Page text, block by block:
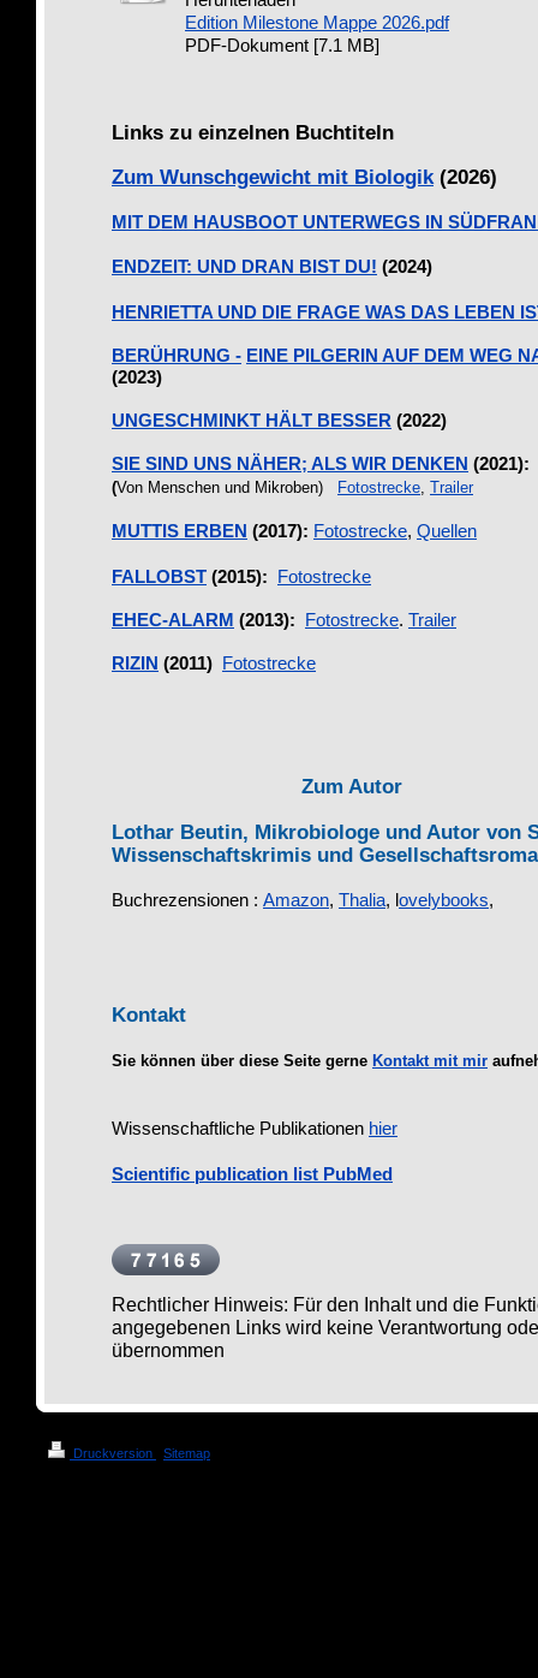
Edition Milestone Mappe 2026.pdf
PDF-Dokument [7.1 MB]
Links zu einzelnen Buchtiteln
Zum Wunschgewicht mit Biologik(2026)
MIT DEM HAUSBOOT UNTERWEGS IN
ENDZEIT: UND DRAN BIST DU! (2024)
HENRIETTA UND DIE FRAGE WAS DAS LEBEN
BERÜHRUNG - EINE PILGERIN AUF DEM WEG
(2023)
UNGESCHMINKT HÄLT BESSER (2022)
SIE SIND UNS NÄHER; ALS WIR DENKEN (2021):
(Von Menschen und Mikroben) Fotostrecke, Trailer
MUTTIS ERBEN (2017): Fotostrecke, Quellen
FALLOBST (2015): Fotostrecke
EHEC-ALARM (2013): Fotostrecke. Trailer
RIZIN (2011) Fotostrecke
Zum Autor
Lothar Beutin, Mikrobiologe und Autor von
Wissenschaftskrimis und
Buchrezensionen : Amazon, Thalia, l ovelybooks,
Kontakt
Sie können über diese Seite gerne Kontakt mit mir
Wissenschaftliche Publikationen hier
Scientific publication list PubMed
Rechtlicher Hinweis: Für den Inhalt und die
angegebenen Links wird keine Verantwortung
übernommen
Druckversion
Sitemap